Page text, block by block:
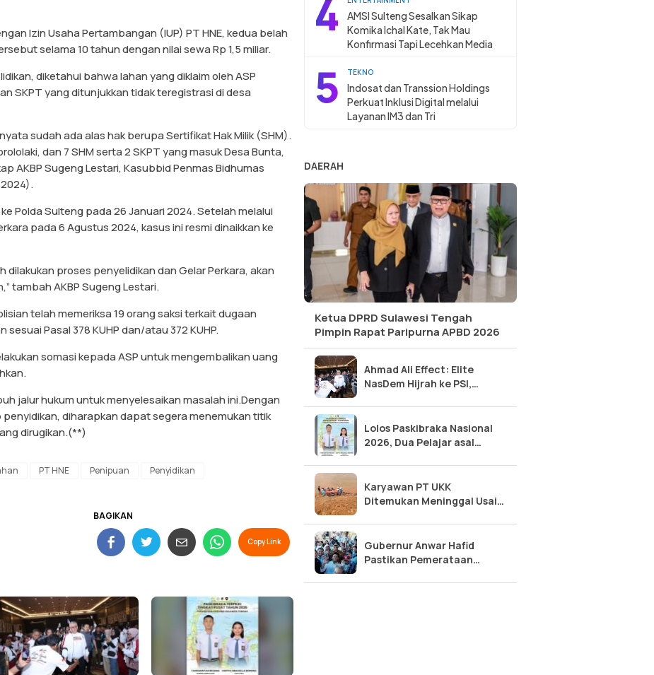
Izin Usaha Pertambangan (IUP) PT HNE, kedua belah
selama 10 tahun dengan nilai sewa Rp 1,5 miliar.
diketahui bahwa lahan yang diklaim oleh ASP
SKPT yang ditunjukkan tidak teregistrasi di desa
sudah ada alas hak berupa Sertifikat Hak Milik (SHM).
dan 7 SHM serta 2 SKPT yang masuk Desa Bunta,
AKBP Sugeng Lestari, Kasubbid Penmas Bidhumas
Polda Sulteng pada 26 Januari 2024. Setelah melalui
pada 6 Agustus 2024, kasus ini resmi dinaikkan ke
dilakukan proses penyelidikan dan Gelar Perkara, akan
tambah AKBP Sugeng Lestari.
telah memeriksa 19 orang saksi terkait dugaan
Pasal 378 KUHP dan/atau 372 KUHP.
somasi kepada ASP untuk mengembalikan uang
jalur hukum untuk menyelesaikan masalah ini.Dengan
diharapkan dapat segera menemukan titik
dirugikan.(**)
PT HNE Penipuan Penyidikan
BAGIKAN
Copy Link
4
AMSI Sulteng Sesalkan Sikap
Komika Ichal Kate, Tak Mau
Konfirmasi Tapi Lecehkan Media
5 TEKNO
Indosat dan Transsion Holdings
Perkuat Inklusi Digital melalui
Layanan IM3 dan Tri
DAERAH
Ketua DPRD Sulawesi Tengah
Pimpin Rapat Paripurna APBD 2026
Ahmad Ali Effect: Elite
NasDem Hijrah ke PSI,
Lolos Paskibraka Nasional
2026, Dua Pelajar asal
Karyawan PT UKK
Ditemukan Meninggal Usai
Gubernur Anwar Hafid
Pastikan Pemerataan